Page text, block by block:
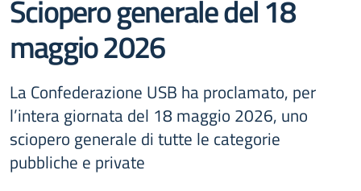
Sciopero generale del 18
maggio 2026
La Confederazione USB ha proclamato, per
l’intera giornata del 18 maggio 2026, uno
sciopero generale di tutte le categorie
pubbliche e private